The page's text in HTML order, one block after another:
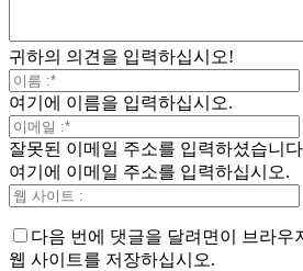
귀하의 의견을 입력하십시오!
여기에 이름을 입력하십시오.
잘못된 이메일 주소를 입력하셨습니
여기에 이메일 주소를 입력하십시오.
다음 번에 댓글을 달려면이 브라우
웹 사이트를 저장하십시오.